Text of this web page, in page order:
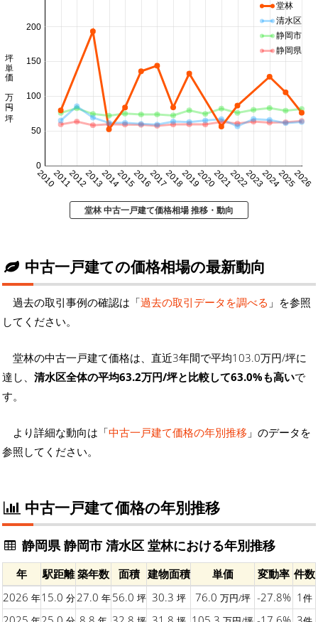
20102011201220132014201520162017201820192020202120222023202420252026
0
50
100
150
200
坪単価 万円/坪
堂林
清水区
静岡市
静岡県
堂林 中古一戸建て価格相場 推移・動向
中古一戸建ての価格相場の最新動向
過去の取引事例の確認は「過去の取引データを調べる 」を参照
してください。
堂林の中古一戸建て価格は、直近3年間で平均103.0万円/坪に
達し、 清水区全体の平均63.2万円/坪と比較して63.0%も高いで
す。
より詳細な動向は「中古一戸建て価格の年別推移 」のデータを
参照してください。
中古一戸建て価格の年別推移
静岡県 静岡市 清水区 堂林における年別推移
年 駅距離 築年数 面積 建物面積 単価 変動率 件数
2026 年15.0 分27.0 年56.0 坪 30.3 坪 76.0 万円/坪 -27.8% 1 件